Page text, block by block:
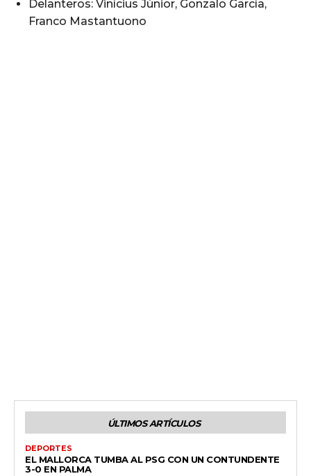
Delanteros: Vinícius Júnior, Gonzalo García,
Franco Mastantuono
ÚLTIMOS ARTÍCULOS
DEPORTES
EL MALLORCA TUMBA AL PSG CON UN CONTUNDENTE
3-0 EN PALMA